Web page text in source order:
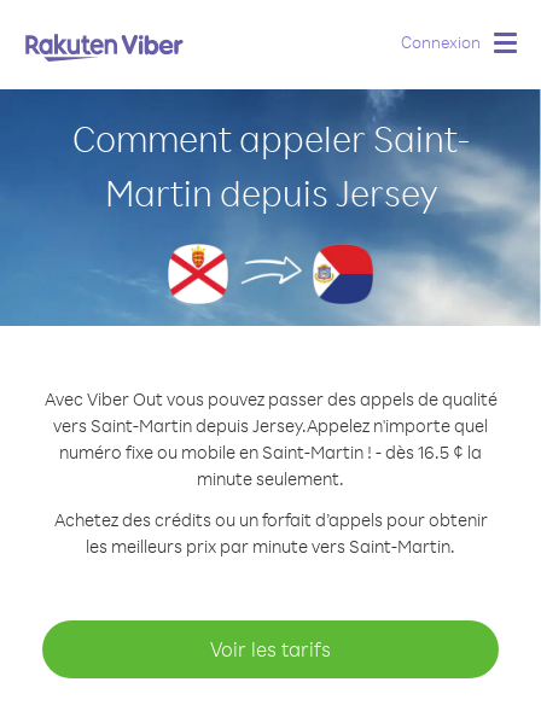
Connexion
Comment appeler Saint-
Martin depuis Jersey
Avec Viber Out vous pouvez passer des appels de qualité
vers Saint-Martin depuis Jersey.Appelez n'importe quel
numéro fixe ou mobile en Saint-Martin ! - dès 16.5 ¢ la
minute seulement.
Achetez des crédits ou un forfait d’appels pour obtenir
les meilleurs prix par minute vers Saint-Martin.
Voir les tarifs